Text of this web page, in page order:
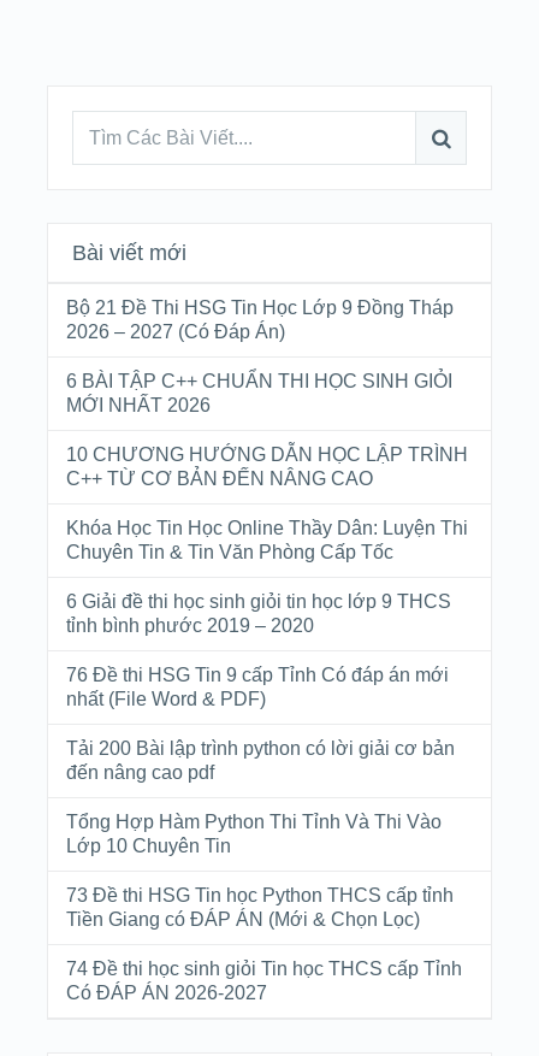
Bài viết mới
Bộ 21 Đề Thi HSG Tin Học Lớp 9 Đồng Tháp
2026 – 2027 (Có Đáp Án)
6 BÀI TẬP C++ CHUẨN THI HỌC SINH GIỎI
MỚI NHẤT 2026
10 CHƯƠNG HƯỚNG DẪN HỌC LẬP TRÌNH
C++ TỪ CƠ BẢN ĐẾN NÂNG CAO
Khóa Học Tin Học Online Thầy Dân: Luyện Thi
Chuyên Tin & Tin Văn Phòng Cấp Tốc
6 Giải đề thi học sinh giỏi tin học lớp 9 THCS
tỉnh bình phước 2019 – 2020
76 Đề thi HSG Tin 9 cấp Tỉnh Có đáp án mới
nhất (File Word & PDF)
Tải 200 Bài lập trình python có lời giải cơ bản
đến nâng cao pdf
Tổng Hợp Hàm Python Thi Tỉnh Và Thi Vào
Lớp 10 Chuyên Tin
73 Đề thi HSG Tin học Python THCS cấp tỉnh
Tiền Giang có ĐÁP ÁN (Mới & Chọn Lọc)
74 Đề thi học sinh giỏi Tin học THCS cấp Tỉnh
Có ĐÁP ÁN 2026-2027